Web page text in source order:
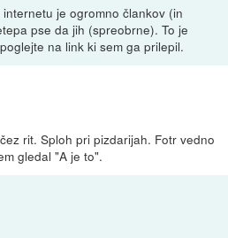
internetu je ogromno člankov (in
pse da jih (spreobrne). To je
na link ki sem ga prilepil.
rit. Sploh pri pizdarijah. Fotr vedno
gledal "A je to".